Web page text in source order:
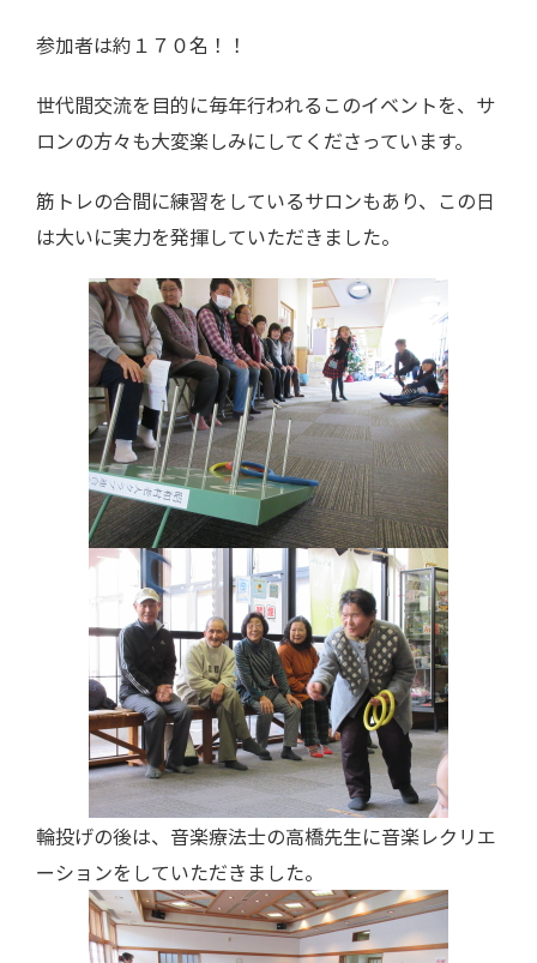
参加者は約１７０名！！
世代間交流を目的に毎年行われるこのイベントを、サ
ロンの方々も大変楽しみにしてくださっています。
筋トレの合間に練習をしているサロンもあり、この日
は大いに実力を発揮していただきました。
輪投げの後は、音楽療法士の高橋先生に音楽レクリエ
ーションをしていただきました。